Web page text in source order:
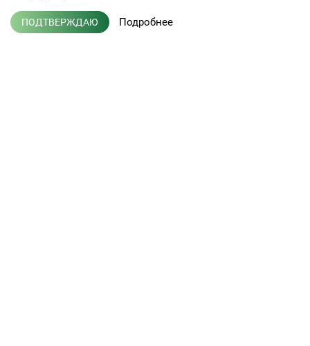
ПОДТВЕРЖДАЮ Подробнее